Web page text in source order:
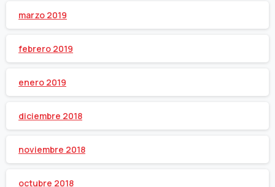
marzo 2019
febrero 2019
enero 2019
diciembre 2018
noviembre 2018
octubre 2018